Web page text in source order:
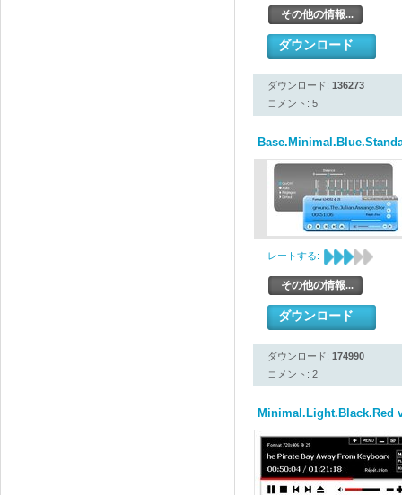
その他の情報...
ダウンロード
ダウンロード: 136273
コメント: 5
レートする:
その他の情報...
ダウンロード
ダウンロード: 174990
コメント: 2
Minimal.Light.Black.Red